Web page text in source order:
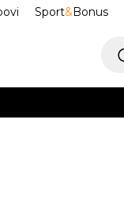
Sport&Bonus